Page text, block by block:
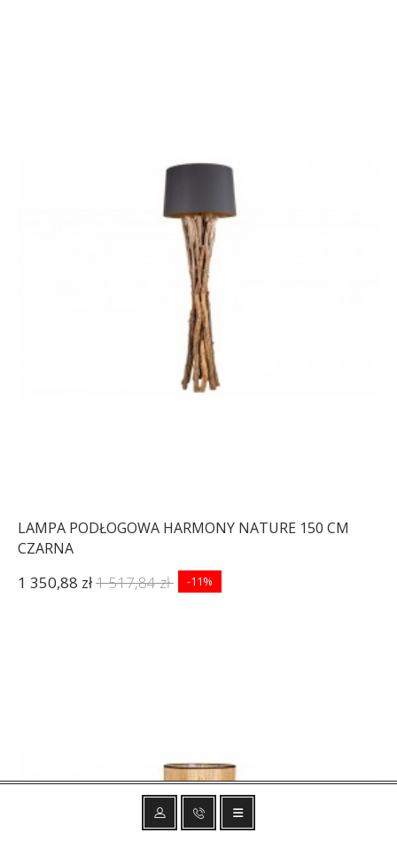
LAMPA PODŁOGOWA HARMONY NATURE 150 CM
CZARNA
1 350,88 zł1 517,84 zł -11%